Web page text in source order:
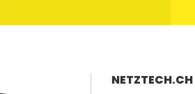
NETZTECH.CH